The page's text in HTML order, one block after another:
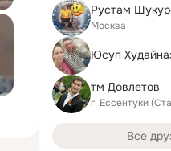
Рустам
Москва
Юсуп
тм Довлетов
г. Ессентуки
Все